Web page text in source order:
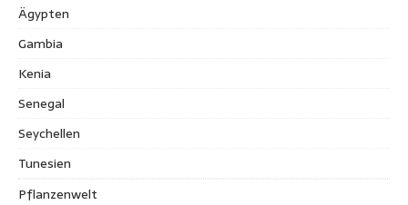
Ägypten
Gambia
Kenia
Senegal
Seychellen
Tunesien
Pflanzenwelt